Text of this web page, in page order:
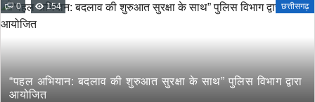
0 154 छत्तीसगढ़
“पहल अभियान: बदलाव की शुरुआत सुरक्षा के साथ” पुलिस विभाग द्वारा
आयोजित